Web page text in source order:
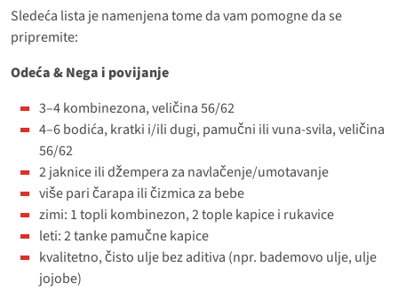
Sledeća lista je namenjena tome da vam pomogne da se
pripremite:
Odeća & Nega i povijanje
3–4 kombinezona, veličina 56/62
4–6 bodića, kratki i/ili dugi, pamučni ili vuna-svila, veličina
56/62
2 jaknice ili džempera za navlačenje/umotavanje
više pari čarapa ili čizmica za bebe
zimi: 1 topli kombinezon, 2 tople kapice i rukavice
leti: 2 tanke pamučne kapice
kvalitetno, čisto ulje bez aditiva (npr. bademovo ulje, ulje
jojobe)